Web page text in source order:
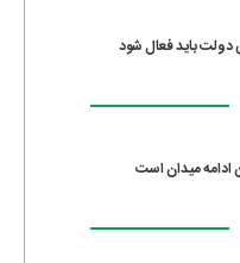
دولت باید فعال شود
ادامه میدان است